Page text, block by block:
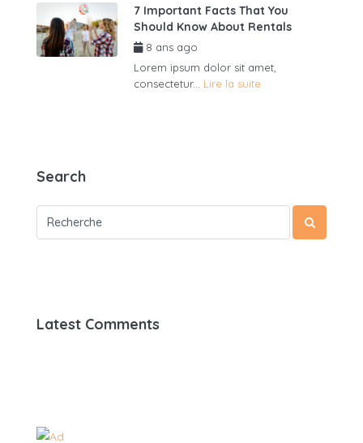
7 Important Facts That You
Should Know About Rentals
8 ans ago
Lorem ipsum dolor sit amet,
consectetur... Lire la suite
Search
Latest Comments